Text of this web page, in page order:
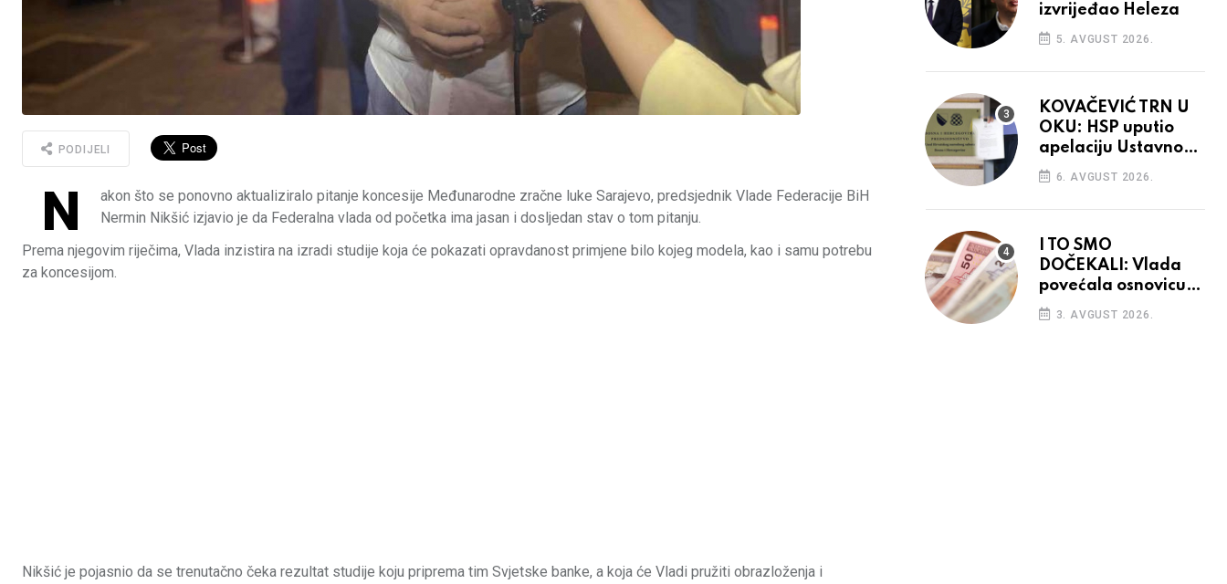
PODIJELI
N
akon što se ponovno aktualiziralo pitanje koncesije Međunarodne zračne luke Sarajevo, predsjednik Vlade Federacije BiH
Nermin Nikšić izjavio je da Federalna vlada od početka ima jasan i dosljedan stav o tom pitanju.
Prema njegovim riječima, Vlada inzistira na izradi studije koja će pokazati opravdanost primjene bilo kojeg modela, kao i samu potrebu
za koncesijom.
Nikšić je pojasnio da se trenutačno čeka rezultat studije koju priprema tim Svjetske banke, a koja će Vladi pružiti obrazloženja i
izvrijeđao Heleza
5. AVGUST 2026.
KOVAČEVIĆ TRN U
OKU: HSP uputio
apelaciju Ustavnom
sudu BiH
6. AVGUST 2026.
I TO SMO
DOČEKALI: Vlada
povećala osnovicu
za obračun plaća
budžetskim
3. AVGUST 2026.